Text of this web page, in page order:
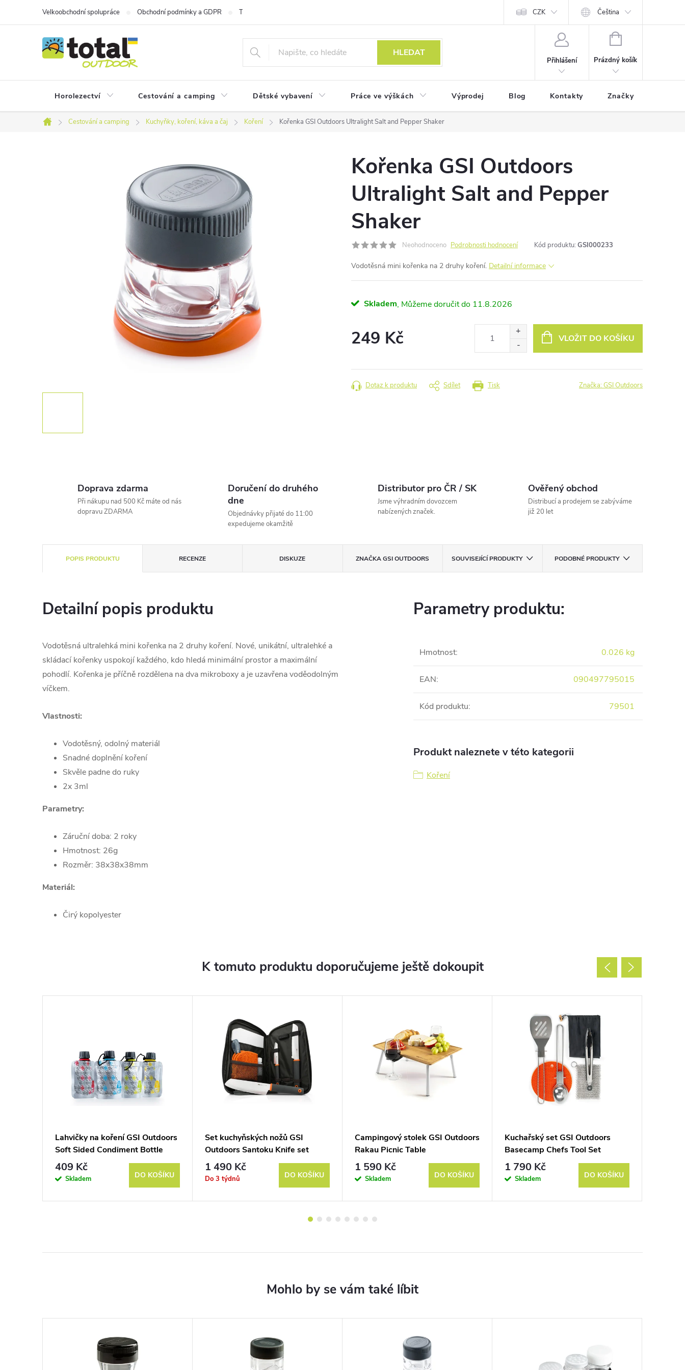
Velkoobchodní spolupráce Obchodní podmínky a GDPR Technologie CZK Čeština
HLEDAT
Přihlášení
NÁKUPNÍ
Prázdný košík
Horolezectví Cestování a camping Dětské vybavení Práce ve výškách Výprodej Blog Kontakty Značky
Domů
Cestování a camping Kuchyňky, koření, káva a čaj Koření Kořenka GSI Outdoors Ultralight Salt and Pepper Shaker
Kořenka GSI Outdoors
Ultralight Salt and Pepper
Shaker
Neohodnoceno Podrobnosti hodnocení Kód produktu: GSI000233
Vodotěsná mini kořenka na 2 druhy koření. Detailní informace
Skladem 11.8.2026
249 Kč VLOŽIT DO KOŠÍKU
Tisk
Dotaz k produktu Sdílet Značka:GSI Outdoors
Doprava zdarma
Při nákupu nad 500 Kč máte od nás
dopravu ZDARMA
Doručení do druhého
dne
Objednávky přijaté do 11:00
expedujeme okamžitě
Distributor pro ČR / SK
Jsme výhradním dovozcem
nabízených značek.
Ověřený obchod
Distribucí a prodejem se zabýváme
již 20 let
POPIS PRODUKTU RECENZE DISKUZE ZNAČKAGSI OUTDOORS SOUVISEJÍCÍ PRODUKTY PODOBNÉ PRODUKTY
Detailní popis produktu
Vodotěsná ultralehká mini kořenka na 2 druhy koření. Nové, unikátní, ultralehké a
skládací kořenky uspokojí každého, kdo hledá minimální prostor a maximální
pohodlí. Kořenka je příčně rozdělena na dva mikroboxy a je uzavřena voděodolným
víčkem.
Vlastnosti:
Vodotěsný, odolný materiál
Snadné doplnění koření
Skvěle padne do ruky
2x 3ml
Parametry:
Záruční doba: 2 roky
Hmotnost: 26g
Rozměr: 38x38x38mm
Materiál:
Čirý kopolyester
Parametry produktu:
Hmotnost: 0.026 kg
EAN: 090497795015
Kód produktu: 79501
Produkt naleznete v této kategorii
Koření
K tomuto produktu doporučujeme ještě dokoupit
Lahvičky na koření GSI Outdoors
Soft Sided Condiment Bottle
409 Kč
Skladem DO KOŠÍKU
Set kuchyňských nožů GSI
Outdoors Santoku Knife set
1 490 Kč
Do 3 týdnů DO KOŠÍKU
Campingový stolek GSI Outdoors
Rakau Picnic Table
1 590 Kč
Skladem DO KOŠÍKU
Kuchařský set GSI Outdoors
Basecamp Chefs Tool Set
1 790 Kč
Skladem DO KOŠÍKU